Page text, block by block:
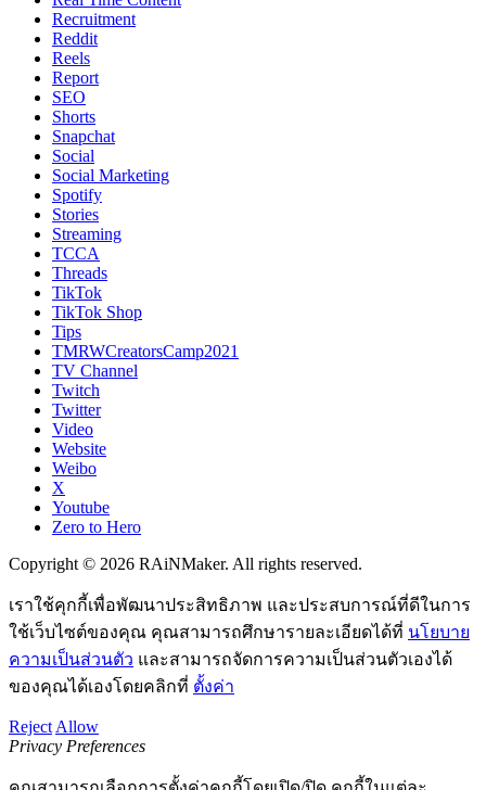
Recruitment
Reddit
Reels
Report
SEO
Shorts
Snapchat
Social
Social Marketing
Spotify
Stories
Streaming
TCCA
Threads
TikTok
TikTok Shop
Tips
TMRWCreatorsCamp2021
TV Channel
Twitch
Twitter
Video
Website
Weibo
X
Youtube
Zero to Hero
Copyright © 2026 RAiNMaker. All rights reserved.
เราใช้คุกกี้เพื่อพัฒนาประสิทธิภาพ และประสบการณ์ที่ดีในการ
ใช้เว็บไซต์ของคุณ คุณสามารถศึกษารายละเอียดได้ที่ นโยบาย
ความเป็นส่วนตัว และสามารถจัดการความเป็นส่วนตัวเองได้
ของคุณได้เองโดยคลิกที่ ตั้งค่า
Reject Allow
Privacy Preferences